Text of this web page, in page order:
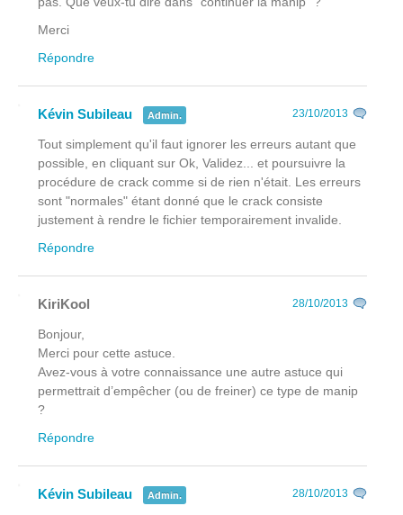
Merci
Répondre
Kévin Subileau Admin. 23/10/2013
Tout simplement qu'il faut ignorer les erreurs autant que
possible, en cliquant sur Ok, Validez... et poursuivre la
procédure de crack comme si de rien n'était. Les erreurs
sont "normales" étant donné que le crack consiste
justement à rendre le fichier temporairement invalide.
Répondre
KiriKool 28/10/2013
Bonjour,
Merci pour cette astuce.
Avez-vous à votre connaissance une autre astuce qui
permettrait d’empêcher (ou de freiner) ce type de manip
?
Répondre
Kévin Subileau Admin. 28/10/2013